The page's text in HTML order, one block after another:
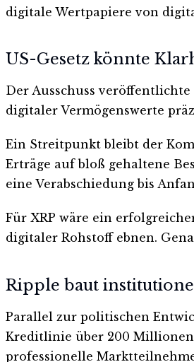
digitale Wertpapiere von
US-Gesetz könnte
Der Ausschuss
digitaler Vermögenswerte
Ein Streitpunkt bleibt der
Erträge auf bloß gehaltene
eine Verabschiedung bis
Für XRP wäre ein
digitaler Rohstoff ebnen.
Ripple baut
Parallel zur politischen
Kreditlinie über 200 Millionen
professionelle